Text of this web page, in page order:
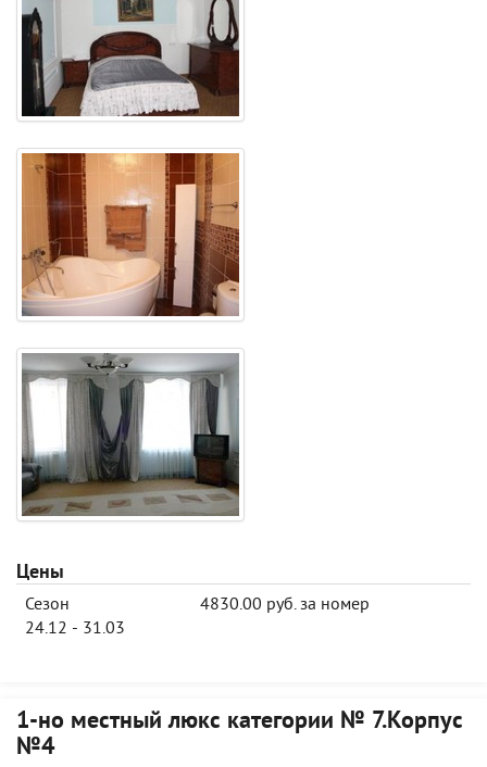
Цены
Сезон
24.12 - 31.03
4830.00 руб. за номер
1-но местный люкс категории № 7.Корпус
№4